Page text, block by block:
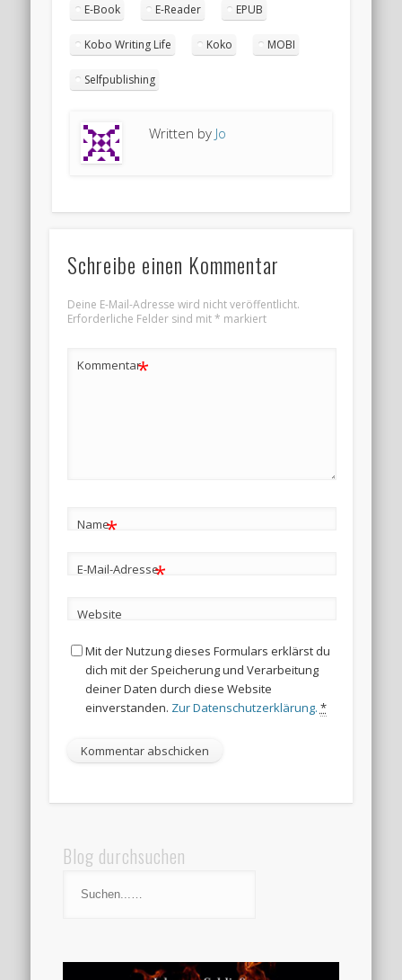
E-Book E-Reader EPUB
Kobo Writing Life Koko MOBI
Selfpublishing
Written by Jo
Schreibe einen Kommentar
Deine E-Mail-Adresse wird nicht veröffentlicht.
Erforderliche Felder sind mit* markiert
Kommentar*
Name*
E-Mail-Adresse*
Website
Mit der Nutzung dieses Formulars erklärst du
dich mit der Speicherung und Verarbeitung
deiner Daten durch diese Website
einverstanden. Zur Datenschutzerklärung. *
Blog durchsuchen